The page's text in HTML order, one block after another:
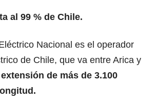
al 99 % de Chile.
Nacional es el operador
de Chile, que va entre Arica y
extensión de más de 3.100